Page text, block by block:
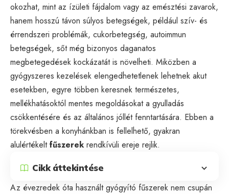
okozhat, mint az ízületi fájdalom vagy az emésztési zavarok,
hanem hosszú távon súlyos betegségek, például szív- és
érrendszeri problémák, cukorbetegség, autoimmun
betegségek, sőt még bizonyos daganatos
megbetegedések kockázatát is növelheti. Miközben a
gyógyszeres kezelések elengedhetetlenek lehetnek akut
esetekben, egyre többen keresnek természetes,
mellékhatásoktól mentes megoldásokat a gyulladás
csökkentésére és az általános jóllét fenntartására. Ebben a
törekvésben a konyhánkban is fellelhető, gyakran
alulértékeltfűszerek rendkívüli ereje rejlik.
Cikk áttekintése
Az évezredek óta használt gyógyító fűszerek nem csupán